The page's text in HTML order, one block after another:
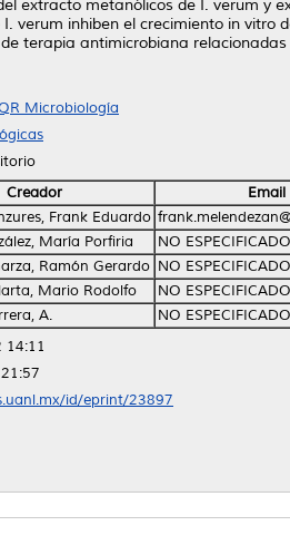
extracto metanólicos de I. verum y
verum inhiben el crecimiento in vitro
terapia antimicrobiana
Microbiología
Creador Email
Frank Eduardo
María Porfiria
NO ESPECIFICADO
Ramón Gerardo NO ESPECIFICADO
Mario Rodolfo
NO ESPECIFICADO
A.
NO ESPECIFICADO
14:11
id/eprint/23897